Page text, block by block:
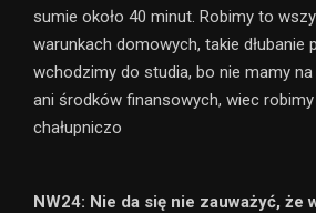
sumie około 40 minut. Robimy to
warunkach domowych, takie dłubanie
wchodzimy do studia, bo nie mamy
ani środków finansowych, wiec
chałupniczo
NW24: Nie da się nie zauważyć, że